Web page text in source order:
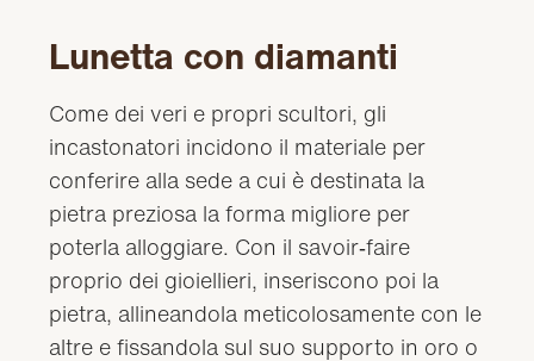
Lunetta con diamanti
Come dei veri e propri scultori, gli
incastonatori incidono il materiale per
conferire alla sede a cui è destinata la
pietra preziosa la forma migliore per
poterla alloggiare. Con il savoir‑faire
proprio dei gioiellieri, inseriscono poi la
pietra, allineandola meticolosamente con le
altre e fissandola sul suo supporto in oro o